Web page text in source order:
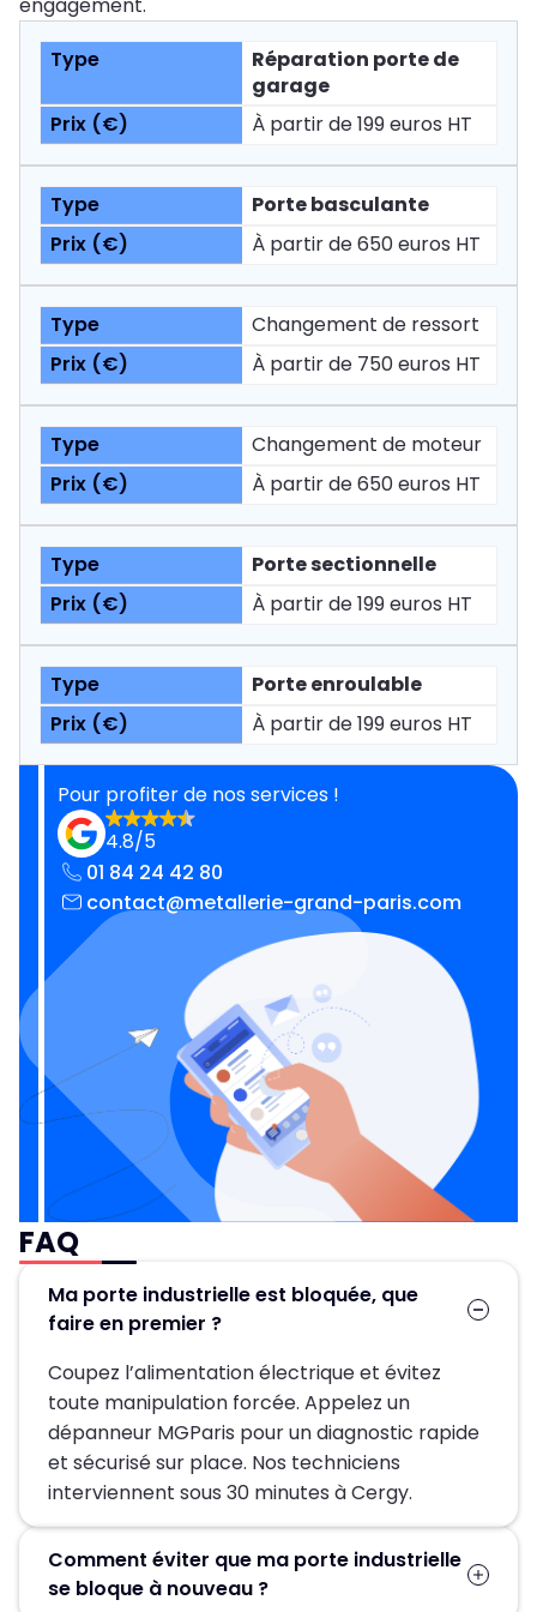
Réparation porte de
garage
À partir de 199 euros HT
Porte basculante
À partir de 650 euros HT
Changement de ressort
À partir de 750 euros HT
Changement de moteur
À partir de 650 euros HT
Porte sectionnelle
À partir de 199 euros HT
Porte enroulable
À partir de 199 euros HT
Pour profiter de nos services !
4.8/5
01 84 24 42 80
contact@metallerie-grand-paris.com
FAQ
Ma porte industrielle est bloquée, que
faire en premier ?
Coupez l’alimentation électrique et évitez
toute manipulation forcée. Appelez un
dépanneur MGParis pour un diagnostic rapide
et sécurisé sur place. Nos techniciens
interviennent sous 30 minutes à Cergy.
Comment éviter que ma porte industrielle
se bloque à nouveau ?